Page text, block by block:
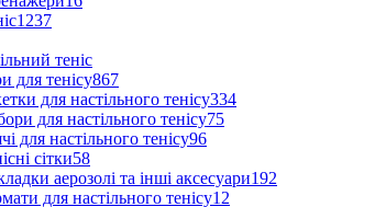
1237
теніс
для тенісу867
для настільного тенісу334
для настільного тенісу75
для настільного тенісу96
сітки58
аерозолі та інші аксесуари192
для настільного тенісу12